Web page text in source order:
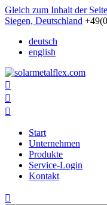
Gleich zum Inhalt der
Siegen, Deutschland
deutsch
english



Start
Unternehmen
Produkte
Service-Login
Kontakt
